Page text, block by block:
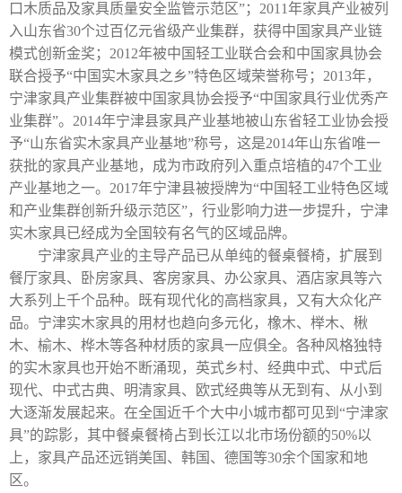
口木质品及家具质量安全监管示范区”； 2011年家具产业被列
入山东省30个过百亿元省级产业集群，获得中国家具产业链
模式创新金奖； 2012年被中国轻工业联合会和中国家具协会
联合授予“中国实木家具之乡”特色区域荣誉称号； 2013年，
宁津家具产业集群被中国家具协会授予“中国家具行业优秀产
业集群”。 2014年宁津县家具产业基地被山东省轻工业协会授
予“山东省实木家具产业基地”称号，这是2014年山东省唯一
获批的家具产业基地，成为市政府列入重点培植的47个工业
产业基地之一。 2017年宁津县被授牌为“中国轻工业特色区域
和产业集群创新升级示范区”，行业影响力进一步提升，宁津
实木家具已经成为全国较有名气的区域品牌。
宁津家具产业的主导产品已从单纯的餐桌餐椅，扩展到
餐厅家具、卧房家具、客房家具、办公家具、酒店家具等六
大系列上千个品种。既有现代化的高档家具，又有大众化产
品。宁津实木家具的用材也趋向多元化，橡木、榉木、楸
木、榆木、桦木等各种材质的家具一应俱全。各种风格独特
的实木家具也开始不断涌现，英式乡村、经典中式、中式后
现代、中式古典、明清家具、欧式经典等从无到有、从小到
大逐渐发展起来。在全国近千个大中小城市都可见到“宁津家
具”的踪影，其中餐桌餐椅占到长江以北市场份额的50%以
上，家具产品还远销美国、韩国、德国等30余个国家和地
区。